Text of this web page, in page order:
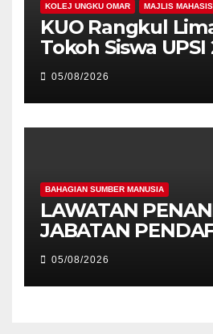
KOLEJ UNGKU OMAR MAJLIS
KUO Rangkul
Tokoh Siswa
Kecemerlangan
Holistik
05/08/2026
BAHAGIAN SUMBER MANUSIA
LAWATAN
JABATAN
KE JABATAN
UniSZA –
KERJASAMA
05/08/2026